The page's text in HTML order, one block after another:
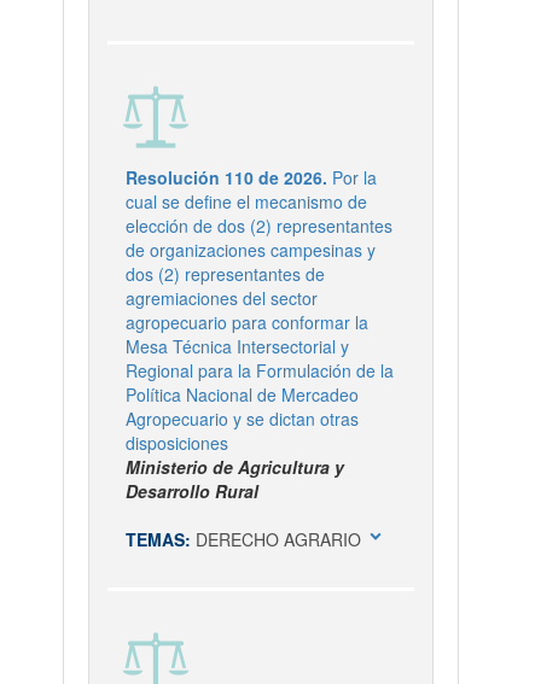
Resolución 110 de 2026. Por la
cual se define el mecanismo de
elección de dos (2) representantes
de organizaciones campesinas y
dos (2) representantes de
agremiaciones del sector
agropecuario para conformar la
Mesa Técnica Intersectorial y
Regional para la Formulación de la
Política Nacional de Mercadeo
Agropecuario y se dictan otras
disposiciones
Ministerio de Agricultura y
Desarrollo Rural
TEMAS: DERECHO AGRARIO expand_more